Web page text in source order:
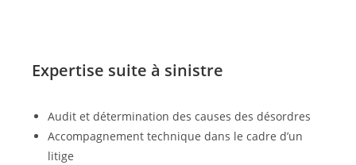
Expertise suite à sinistre
Audit et détermination des causes des désordres
Accompagnement technique dans le cadre d’un
litige